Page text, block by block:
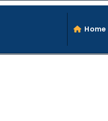
Skip
Home